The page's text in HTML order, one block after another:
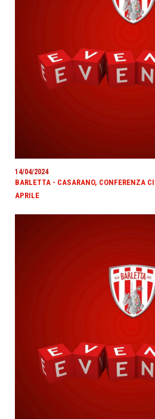
14/04/2024
BARLETTA - CASARANO, CONFERENZA
APRILE